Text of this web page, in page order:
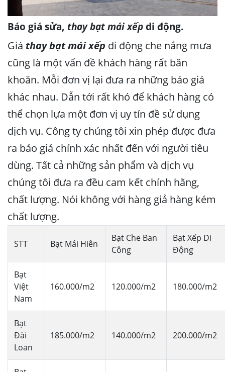
Báo giá sửa, thay bạt mái xếp di động.
Giá thay bạt mái xếp di động che nắng mưa
cũng là một vấn đề khách hàng rất băn
khoăn. Mỗi đơn vị lại đưa ra những báo giá
khác nhau. Dẫn tới rất khó để khách hàng có
thể chọn lựa một đơn vị uy tín đề sử dụng
dịch vụ. Công ty chúng tôi xin phép được đưa
ra báo giá chính xác nhất đến với người tiêu
dùng. Tất cả những sản phẩm và dịch vụ
chúng tôi đưa ra đều cam kết chính hãng,
chất lượng. Nói không với hàng giả hàng kém
chất lượng.
STT Bạt Mái Hiên
Bạt Che Ban
Công
Bạt Xếp Di
Động
Bạt
Việt
Nam
160.000/m2 120.000/m2 180.000/m2
Bạt
Đài
Loan
185.000/m2 140.000/m2 200.000/m2